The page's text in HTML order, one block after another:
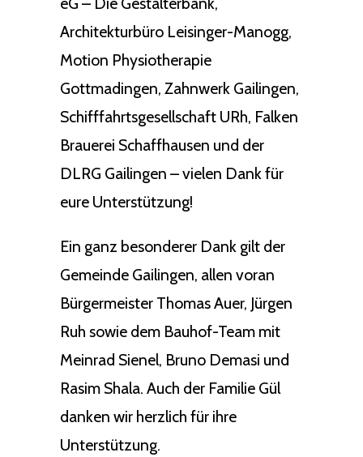
Architekturbüro Leisinger-Manogg,
Motion Physiotherapie
Gottmadingen, Zahnwerk Gailingen,
Schifffahrtsgesellschaft URh, Falken
Brauerei Schaffhausen und der
DLRG Gailingen – vielen Dank für
eure Unterstützung!
Ein ganz besonderer Dank gilt der
Gemeinde Gailingen, allen voran
Bürgermeister Thomas Auer, Jürgen
Ruh sowie dem Bauhof-Team mit
Meinrad Sienel, Bruno Demasi und
Rasim Shala. Auch der Familie Gül
danken wir herzlich für ihre
Unterstützung.